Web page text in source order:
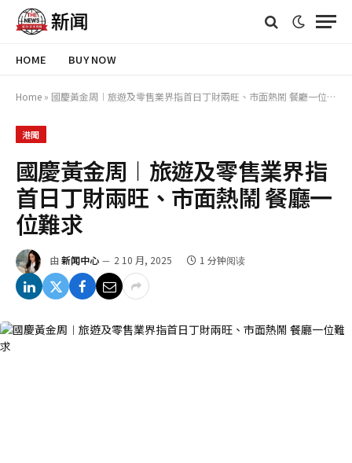
HOME BUY NOW
Home » 國慶黃金周︱旅遊及零售業界指首日丁財兩旺、市面熱鬧 餐廳一位難求
港聞
國慶黃金周︱旅遊及零售業界指
首日丁財兩旺、市面熱鬧 餐廳一
位難求
由 新闻中心 2 10 月, 2025 1 分钟阅读